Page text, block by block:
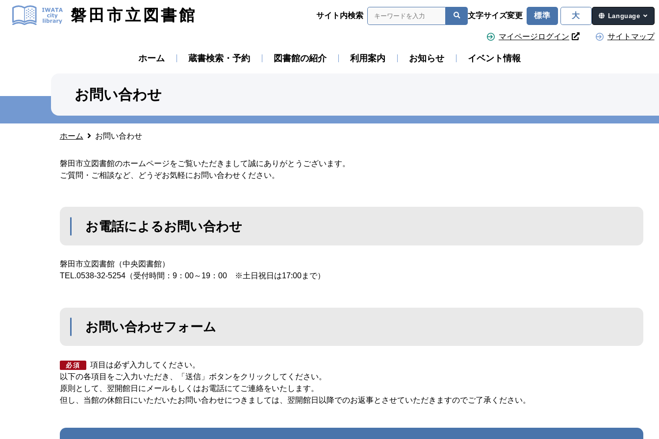
磐田市立図書館 サイト内検索 文字サイズ変更 標準 大 Language
マイページログイン サイトマップ
ホーム 蔵書検索・予約 図書館の紹介 利用案内 お知らせ イベント情報
お問い合わせ
ホーム お問い合わせ
磐田市立図書館のホームページをご覧いただきまして誠にありがとうございます。
ご質問・ご相談など、どうぞお気軽にお問い合わせください。
お電話によるお問い合わせ
磐田市立図書館（中央図書館）
TEL.0538-32-5254（受付時間：9：00～19：00 ※土日祝日は17:00まで）
お問い合わせフォーム
必須
項目は必ず入力してください。
以下の各項目をご入力いただき、「送信」ボタンをクリックしてください。
原則として、翌開館日にメールもしくはお電話にてご連絡をいたします。
但し、当館の休館日にいただいたお問い合わせにつきましては、翌開館日以降でのお返事とさせていただきますのでご了承ください。